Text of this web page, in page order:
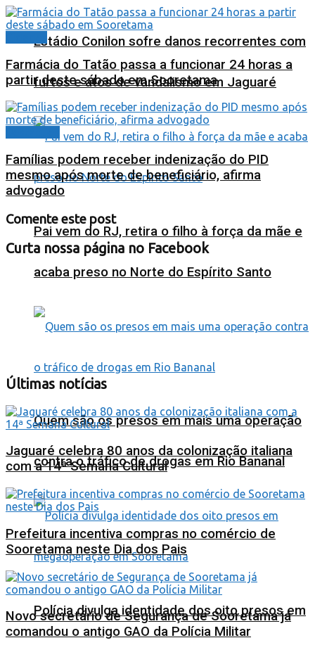
Estádio Conilon sofre danos recorrentes com
furtos e atos de vandalismo em Jaguaré
Pai vem do RJ, retira o filho à força da mãe e
acaba preso no Norte do Espírito Santo
Quem são os presos em mais uma operação
contra o tráfico de drogas em Rio Bananal
Polícia divulga identidade dos oito presos em
Farmácia do Tatão passa a funcionar 24 horas a
partir deste sábado em Sooretama
Famílias podem receber indenização do PID
mesmo após morte de beneficiário, afirma
advogado
Comente este post
Curta nossa página no Facebook
Últimas notícias
Jaguaré celebra 80 anos da colonização italiana
com a 14ª Semana Cultural
Prefeitura incentiva compras no comércio de
Sooretama neste Dia dos Pais
Novo secretário de Segurança de Sooretama já
comandou o antigo GAO da Polícia Militar